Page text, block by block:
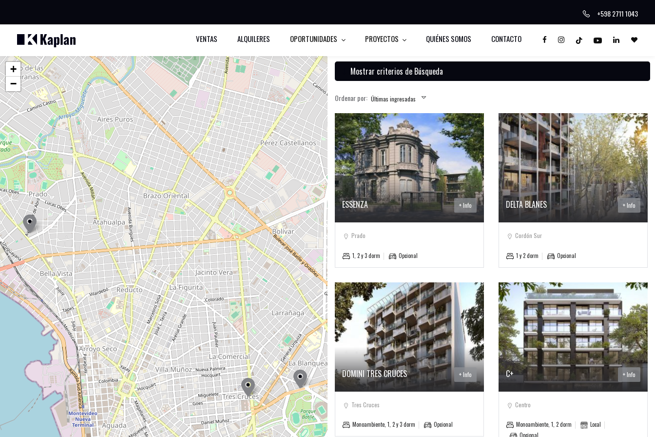
+598 2711 1043
VENTAS ALQUILERES OPORTUNIDADES PROYECTOS QUIÉNES SOMOS CONTACTO
+
−
Mostrar criterios de Búsqueda
Ordenar por: Últimas ingresadas
ESSENZA + Info
Prado
1, 2 y 3 dorm Opcional
DELTA BLANES + Info
Cordón Sur
1 y 2 dorm Opcional
DOMINI TRES CRUCES + Info
Tres Cruces
Monoambiente, 1, 2 y 3 dorm Opcional
C+ + Info
Centro
Monoambiente, 1, 2 dorm
Local
Opcional